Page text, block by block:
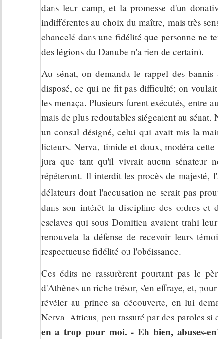
dans leur camp, et la promesse d'un
indifférentes au choix du maître, mais très
chancelé dans une fidélité que personne ne
des légions du Danube n'a rien de certain).
Au sénat, on demanda le rappel des
disposé, ce qui ne fit pas difficulté; on
les menaça. Plusieurs furent exécutés, entre
mais de plus redoutables siégeaient au
un consul désigné, celui qui avait mis la
licteurs. Nerva, timide et doux, modéra
jura que tant qu'il vivrait aucun sénateur
répéteront. Il interdit les procès de majesté,
délateurs dont l'accusation ne serait pas
dans son intérêt la discipline des ordres
esclaves qui sous Domitien avaient trahi
renouvela la défense de recevoir leurs
respectueuse fidélité ou l'obéissance.
Ces édits ne rassurèrent pourtant pas le
d'Athènes un riche trésor, s'en effraye, et,
révéler au prince sa découverte, en lui
Nerva. Atticus, peu rassuré par des paroles
en a trop pour moi. - Eh bien, abuses-